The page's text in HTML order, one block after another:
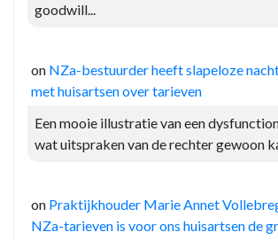
goodwill...
on NZa-bestuurder heeft slapeloze
met huisartsen over tarieven
Een mooie illustratie van een
wat uitspraken van de rechter gewoon
on Praktijkhouder Marie Annet
NZa-tarieven is voor ons huisartsen de